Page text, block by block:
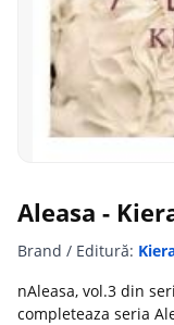
Aleasa -
Brand / Editură:
nAleasa, vol.3 din
completeaza seria